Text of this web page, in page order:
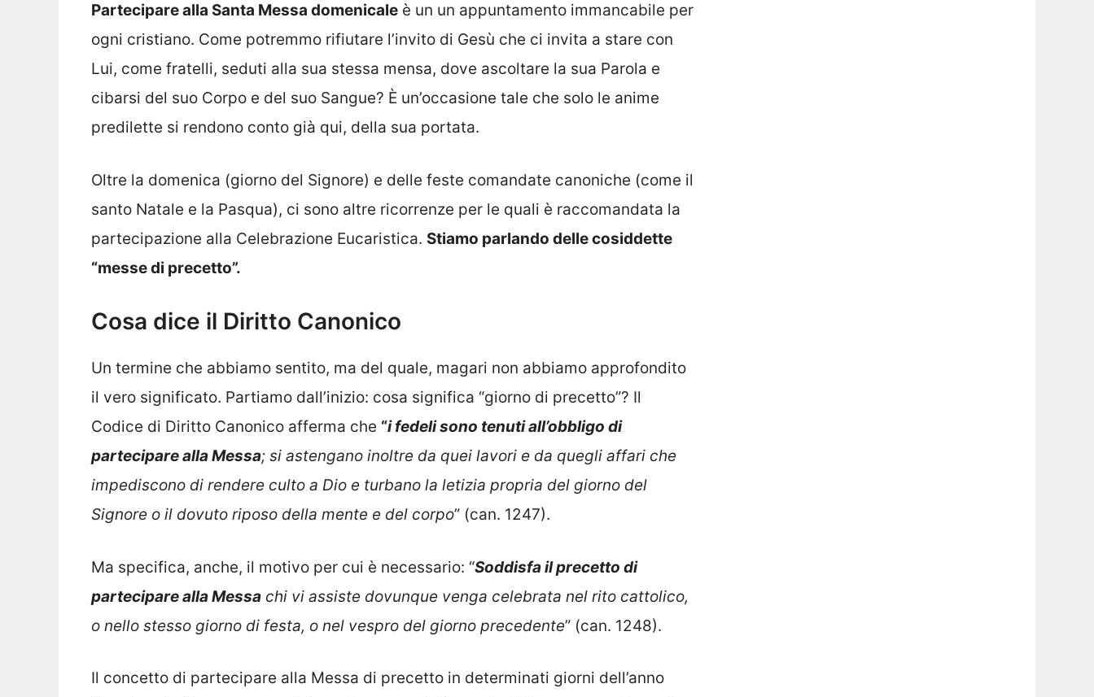
Partecipare alla Santa Messa domenicale è un un appuntamento immancabile per
ogni cristiano. Come potremmo rifiutare l’invito di Gesù che ci invita a stare con
Lui, come fratelli, seduti alla sua stessa mensa, dove ascoltare la sua Parola e
cibarsi del suo Corpo e del suo Sangue? È un’occasione tale che solo le anime
predilette si rendono conto già qui, della sua portata.
Oltre la domenica (giorno del Signore) e delle feste comandate canoniche (come il
santo Natale e la Pasqua), ci sono altre ricorrenze per le quali è raccomandata la
partecipazione alla Celebrazione Eucaristica. Stiamo parlando delle cosiddette
“messe di precetto”.
Cosa dice il Diritto Canonico
Un termine che abbiamo sentito, ma del quale, magari non abbiamo approfondito
il vero significato. Partiamo dall’inizio: cosa significa “giorno di precetto”? Il
Codice di Diritto Canonico afferma che “i fedeli sono tenuti all’obbligo di
partecipare alla Messa; si astengano inoltre da quei lavori e da quegli affari che
impediscono di rendere culto a Dio e turbano la letizia propria del giorno del
Signore o il dovuto riposo della mente e del corpo” (can. 1247).
Ma specifica, anche, il motivo per cui è necessario: “Soddisfa il precetto di
partecipare alla Messa chi vi assiste dovunque venga celebrata nel rito cattolico,
o nello stesso giorno di festa, o nel vespro del giorno precedente” (can. 1248).
Il concetto di partecipare alla Messa di precetto in determinati giorni dell’anno